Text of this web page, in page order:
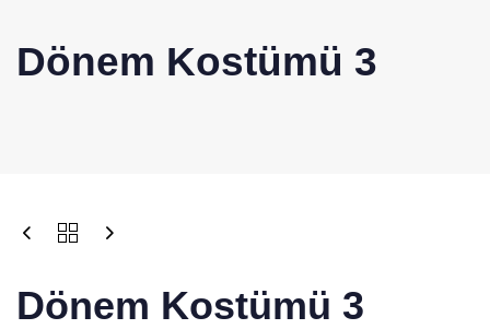
Dönem Kostümü 3
Dönem Kostümü 3